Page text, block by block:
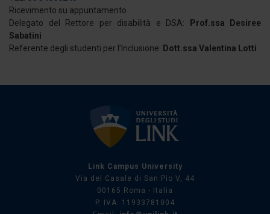
Ricevimento su appuntamento
Delegato del Rettore per disabilità e DSA:
Prof.ssa
Desiree
Sabatini
Referente degli studenti per l’Inclusione: Dott.ssa Valentina Lotti
Link Campus University
Via del Casale di San Pio V, 44
00165 Roma - Italia
P. IVA: 11933781004